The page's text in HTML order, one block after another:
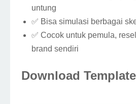
untung
✅ Bisa simulasi berbagai
✅ Cocok untuk pemula,
brand sendiri
Download